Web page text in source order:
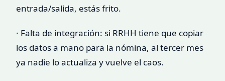
entrada/salida, estás frito.
· Falta de integración: si RRHH tiene que copiar
los datos a mano para la nómina, al tercer mes
ya nadie lo actualiza y vuelve el caos.